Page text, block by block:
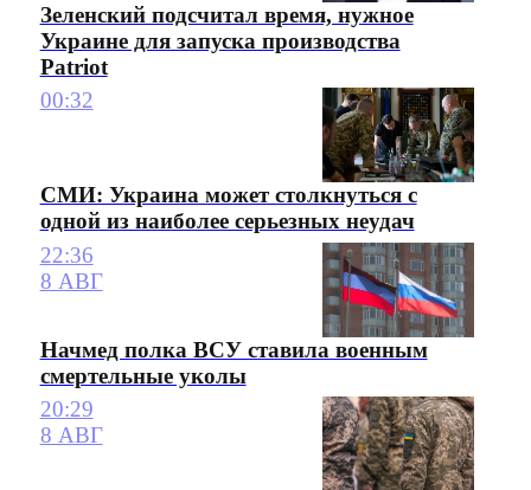
Зеленский подсчитал время, нужное
Украине для запуска производства
Patriot
00:32
СМИ: Украина может столкнуться с
одной из наиболее серьезных неудач
22:36
8 АВГ
Начмед полка ВСУ ставила военным
смертельные уколы
20:29
8 АВГ